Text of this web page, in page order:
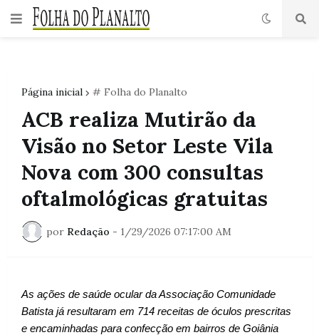
Página inicial # Folha do Planalto
ACB realiza Mutirão da
Visão no Setor Leste Vila
Nova com 300 consultas
oftalmológicas gratuitas
por Redação - 1/29/2026 07:17:00 AM
As ações de saúde ocular da Associação Comunidade
Batista já resultaram em 714 receitas de óculos prescritas
e encaminhadas para confecção em bairros de Goiânia